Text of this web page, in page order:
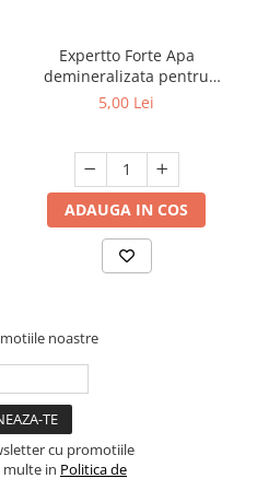
Expertto Forte Apa
demineralizata pentru
fierul de calcat, 1 L, Floral
5,00 Lei
ADAUGA IN COS
noastre
cu promotiile
multe in Politica de